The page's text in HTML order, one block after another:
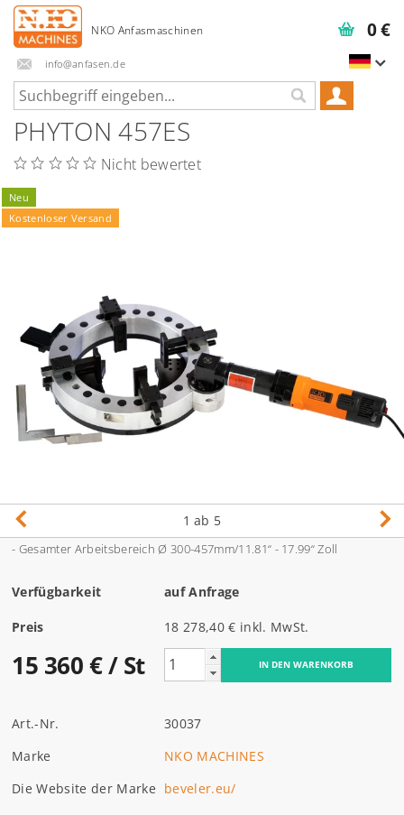
info@anfasen.de
0 €
PHYTON 457ES
Nicht bewertet
Neu
Kostenloser Versand
1 ab 5
- Gesamter Arbeitsbereich Ø 300-457mm/11.81“ - 17.99“ Zoll
Verfügbarkeit auf Anfrage
Preis 18 278,40 € inkl. MwSt.
15 360 €/ St
Art.-Nr.
30037
Marke
NKO MACHINES
Die Website der Marke beveler.eu/